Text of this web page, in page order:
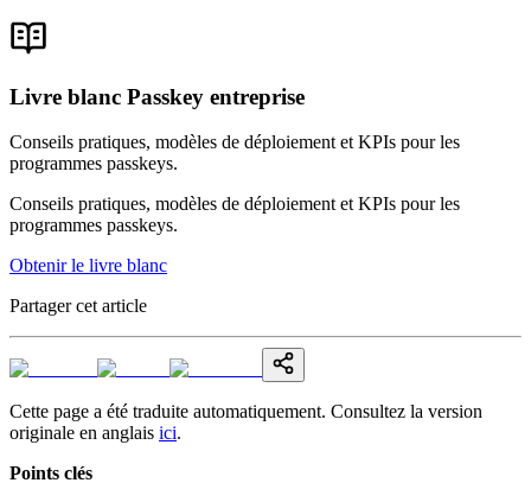
Livre blanc Passkey entreprise
Conseils pratiques, modèles de déploiement et KPIs pour les
programmes passkeys.
Conseils pratiques, modèles de déploiement et KPIs pour les
programmes passkeys.
Obtenir le livre blanc
Partager cet article
Cette page a été traduite automatiquement. Consultez la version
originale en anglais ici.
Points clés